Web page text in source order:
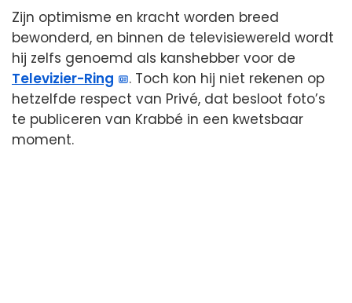
Zijn optimisme en kracht worden breed
bewonderd, en binnen de televisiewereld wordt
hij zelfs genoemd als kanshebber voor de
Televizier-Ring
. Toch kon hij niet rekenen op
hetzelfde respect van Privé, dat besloot foto’s
te publiceren van Krabbé in een kwetsbaar
moment.